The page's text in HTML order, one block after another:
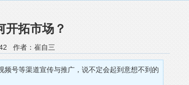
开拓市场？
作者：崔自三
号等渠道宣传与推广，说不定会起到意想不到的